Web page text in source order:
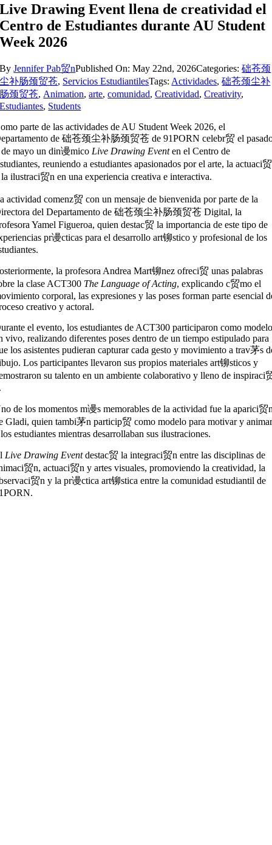
Live Drawing Event llena de creatividad el
Centro de Estudiantes durante AU Student
Week 2026
ByJennifer Pab贸nPublished On: May 22nd, 2026Categories:础苍颈
尘补肠颈贸苍, Servicios EstudiantilesTags: Actividades,础苍颈尘补
肠颈贸苍, Animation,arte,comunidad,Creatividad,Creativity,
Estudiantes, Students
parte de las actividades de AU Student Week 2026, el
de 础苍颈尘补肠颈贸苍 de91PORN celebr贸 el
mayo un din谩mico Live Drawing Eventen el Centro de
reuniendo a estudiantes apasionados por el arte, la actuaci
ilustraci贸n en una experiencia creativa e interactiva.
actividad comenz贸 con un mensaje de bienvenida por parte de la
del Departamento de 础苍颈尘补肠颈贸苍 Digital, la
Yamel Figueroa, quien destac贸 la importancia de este tipo de
pr谩cticas para el desarrollo art铆stico y profesional de los
la profesora Andrea Mart铆nez ofreci贸 unas palabras
la clase ACT300 The Language of Acting, explicando c贸mo el
corporal, las expresiones y las poses forman parte esencial
creativo y actoral.
el evento, los estudiantes de ACT300 participaron como
vivo, realizando diferentes poses dentro de un tiempo estipulado para
los asistentes pudieran capturar cada gesto y movimiento a trav茅s
Los participantes llevaron sus propios materiales art铆sticos y
su talento en un ambiente colaborativo y lleno de inspiraci
de los momentos m谩s memorables de la actividad fue la aparici贸
Gladi, quien tambi茅n particip贸 como modelo para motivar y
estudiantes mientras desarrollaban sus ilustraciones.
Live Drawing Eventdestac贸 la integraci贸n entre las disciplinas de
贸n, actuaci贸n y artes visuales, promoviendo la creatividad, la
贸n y la pr谩ctica art铆stica entre la comunidad estudiantil de
.